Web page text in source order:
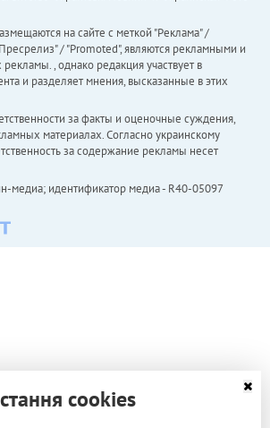
на сайте с меткой "Реклама" /
/ "Promoted", являются рекламными и
, однако редакция участвует в
и разделяет мнения, высказанные в этих
за факты и оценочные суждения,
материалах. Согласно украинскому
за содержание рекламы несет
медиа; идентификатор медиа - R40-05097
cookies